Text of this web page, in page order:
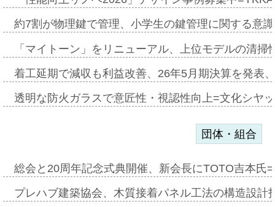
約7割が物理鍵で管理、小学生の鍵管理に関する意
「マイトーン」をリニューアル、上位モデルの清
着工延期で減収も利益改善、26年5月期決算を発表
透明な防火ガラスで意匠性・視認性向上=文化シヤ
団体・組合
総会と20周年記念式典開催、新会長にTOTO吉本氏
プレハブ建築協会、木質接着パネル工法の構造設